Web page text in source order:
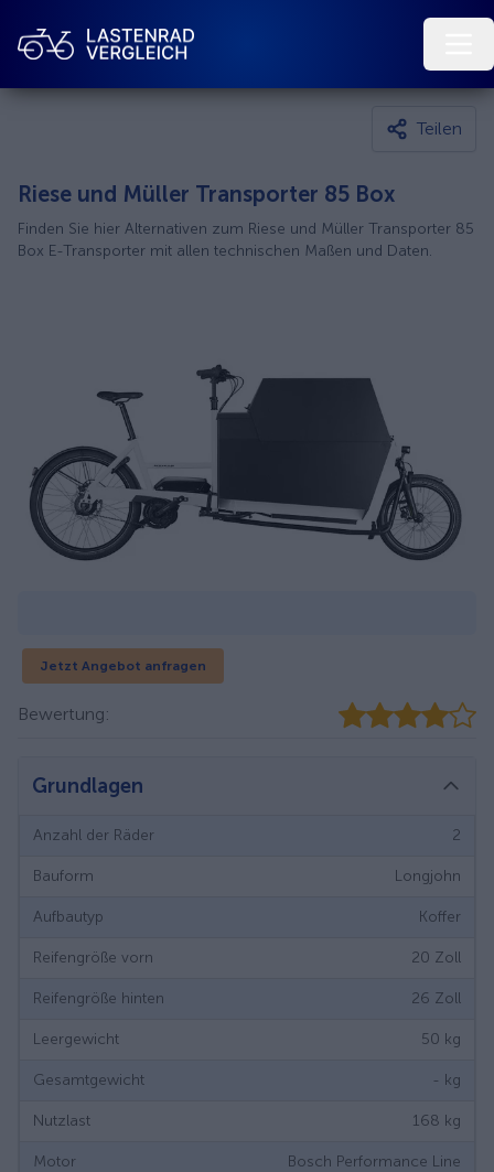
Teilen
Riese und Müller Transporter 85 Box
Finden Sie hier Alternativen zum Riese und Müller Transporter 85
Box E-Transporter mit allen technischen Maßen und Daten.
Jetzt Angebot anfragen
Bewertung:
Grundlagen
Anzahl der Räder 2
Bauform Longjohn
Aufbautyp Koffer
Reifengröße vorn 20 Zoll
Reifengröße hinten 26 Zoll
Leergewicht 50 kg
Gesamtgewicht - kg
Nutzlast 168 kg
Motor Bosch Performance Line